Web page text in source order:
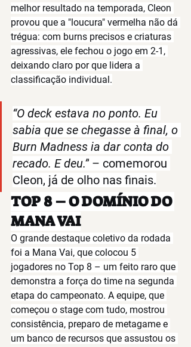
melhor resultado na temporada, Cleon
provou que a "loucura" vermelha não dá
trégua: com burns precisos e criaturas
agressivas, ele fechou o jogo em 2-1,
deixando claro por que lidera a
classificação individual.
“O deck estava no ponto. Eu
sabia que se chegasse à final, o
Burn Madness ia dar conta do
recado. E deu.” – comemorou
Cleon, já de olho nas finais.
TOP 8 – O DOMÍNIO DO
MANA VAI
O grande destaque coletivo da rodada
foi a Mana Vai, que colocou 5
jogadores no Top 8 – um feito raro que
demonstra a força do time na segunda
etapa do campeonato. A equipe, que
começou o stage com tudo, mostrou
consistência, preparo de metagame e
um banco de recursos que assustou os